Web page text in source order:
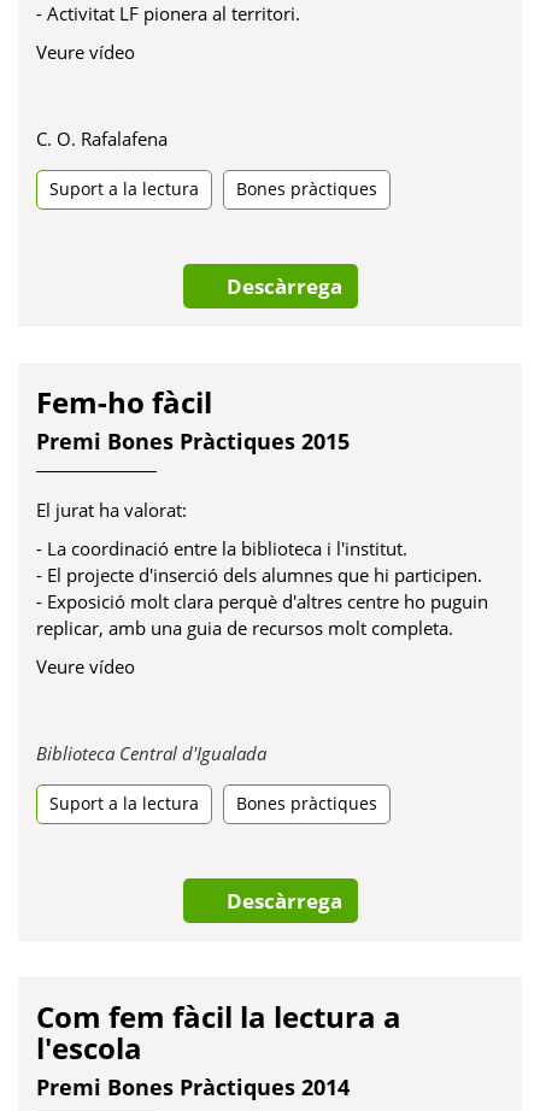
- Activitat LF pionera al territori.
Veure vídeo
C. O. Rafalafena
Suport a la lectura Bones pràctiques
Descàrrega
Fem-ho fàcil
Premi Bones Pràctiques 2015
El jurat ha valorat:
- La coordinació entre la biblioteca i l'institut.
- El projecte d'inserció dels alumnes que hi participen.
- Exposició molt clara perquè d'altres centre ho puguin
replicar, amb una guia de recursos molt completa.
Veure vídeo
Biblioteca Central d'IgualadaObre
una
pestanya
Suport a la lectura Bones pràctiques
Descàrrega
Com fem fàcil la lectura a
l'escola
Premi Bones Pràctiques 2014